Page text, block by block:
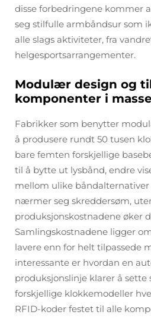
disse forbedringene kommer
seg stilfulle armbåndsur som
alle slags aktiviteter, fra
helgesportsarrangementer.
Modulær design og
komponenter i
Fabrikker som benytter
å produsere rundt 50 tusen
bare femten forskjellige
til å bytte ut lysbånd, endre
mellom ulike
nærmer seg skreddersøm,
produksjonskostnadene øker
Samlingskostnadene ligger
lavere enn for helt tilpassede
interessante er hvordan en
produksjonslinje klarer å sette
forskjellige klokkemodeller
RFID-koder festet til alle